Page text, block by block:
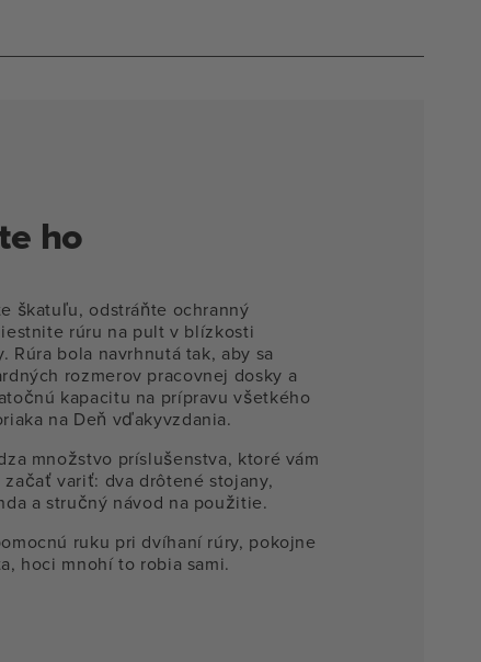
ho
škatuľu, odstráňte ochranný
rúru na pult v blízkosti
Rúra bola navrhnutá tak, aby sa
rozmerov pracovnej dosky a
kapacitu na prípravu všetkého
na Deň vďakyvzdania.
množstvo príslušenstva, ktoré vám
variť: dva drôtené stojany,
a stručný návod na použitie.
ruku pri dvíhaní rúry, pokojne
hoci mnohí to robia sami.